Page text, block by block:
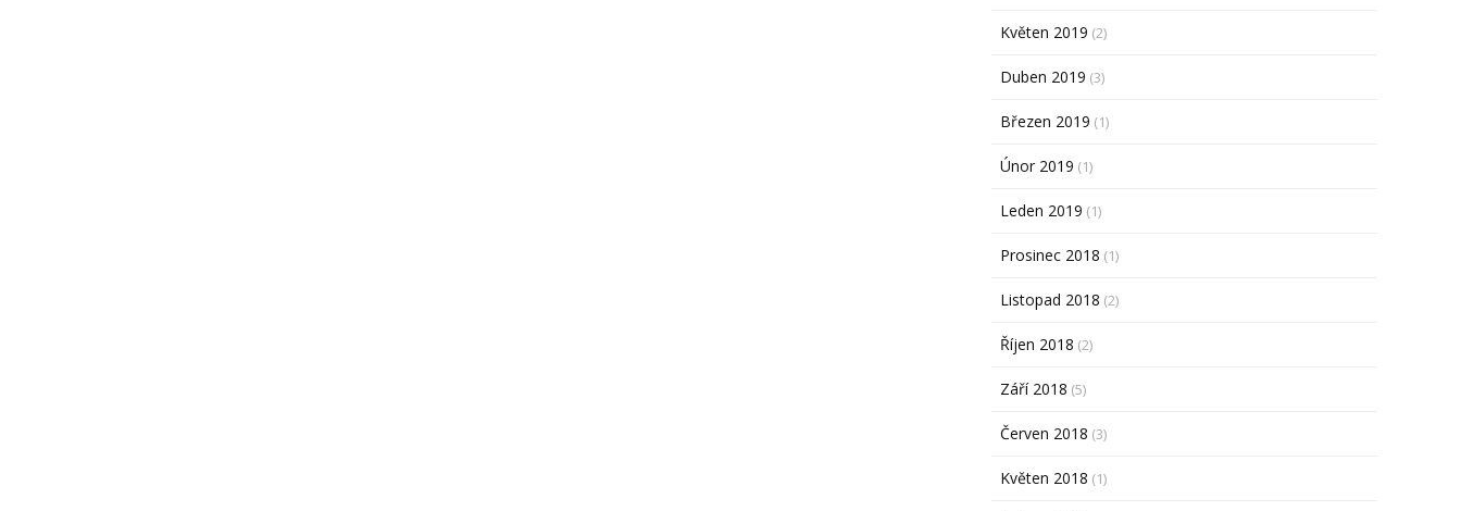
Květen 2019 (2)
Duben 2019 (3)
Březen 2019 (1)
Únor 2019 (1)
Leden 2019 (1)
Prosinec 2018 (1)
Listopad 2018 (2)
Říjen 2018 (2)
Září 2018 (5)
Červen 2018 (3)
Květen 2018 (1)